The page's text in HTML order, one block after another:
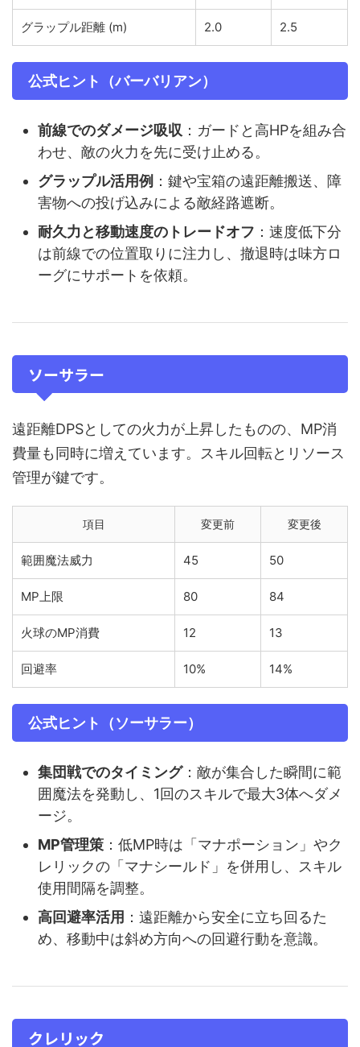
グラップル距離 (m) 2.0 2.5
公式ヒント（バーバリアン）
前線でのダメージ吸収 ：ガードと高HPを組み合
わせ、敵の火力を先に受け止める。
グラップル活用例 ：鍵や宝箱の遠距離搬送、障
害物への投げ込みによる敵経路遮断。
耐久力と移動速度のトレードオフ ：速度低下分
は前線での位置取りに注力し、撤退時は味方ロ
ーグにサポートを依頼。
ソーサラー
遠距離DPSとしての火力が上昇したものの、MP消
費量も同時に増えています。スキル回転とリソース
管理が鍵です。
項目 変更前 変更後
範囲魔法威力 45 50
MP上限 80 84
火球のMP消費 12 13
回避率 10% 14%
公式ヒント（ソーサラー）
集団戦でのタイミング：敵が集合した瞬間に範
囲魔法を発動し、1回のスキルで最大3体へダメ
ージ。
MP管理策 ：低MP時は「マナポーション」やク
レリックの「マナシールド」を併用し、スキル
使用間隔を調整。
高回避率活用 ：遠距離から安全に立ち回るた
め、移動中は斜め方向への回避行動を意識。
クレリック